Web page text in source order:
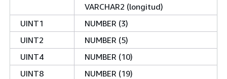
VARCHAR2 (longitud)
UINT1
NUMBER (3)
UINT2
NUMBER (5)
UINT4
NUMBER (10)
UINT8
NUMBER (19)